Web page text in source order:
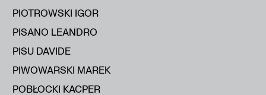
PIOTROWSKI IGOR
PISANO LEANDRO
PISU DAVIDE
PIWOWARSKI MAREK
POBŁOCKI KACPER